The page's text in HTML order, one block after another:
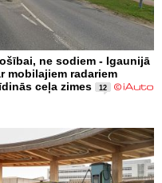
ne sodiem - Igaunijā
mobilajiem radariem
ceļa zimes
12